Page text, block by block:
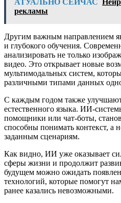
АТУАЛЬНО СЕЙЧАС
рекламы
Другим важным направлением
и глубокого обучения.
анализировать не только
видео. Это открывает новые
мультимодальных систем,
различными типами данных
С каждым годом также
естественного языка. ИИ-
помощники или чат-боты,
способны понимать контекст, а
заданным сценариям.
Как видно, ИИ уже оказывает
сферы жизни и продолжит
будущем можно ожидать
технологий, которые помогут
ранее казались невозможными.